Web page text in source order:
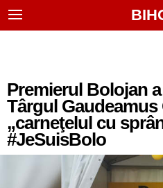
Premierul Bolojan
Târgul Gaudeamus
„carneţelul cu
#JeSuisBolo